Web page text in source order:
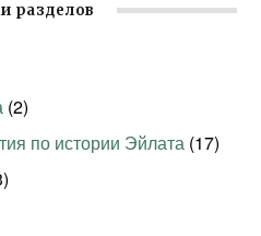
разделов
(2)
по истории Эйлата (17)